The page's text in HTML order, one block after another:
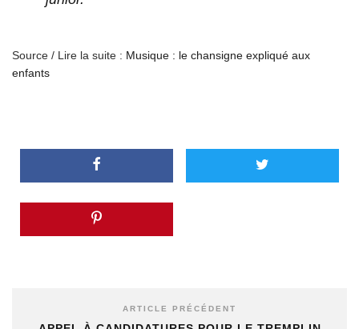
Source / Lire la suite : Musique : le chansigne expliqué aux
enfants
ARTICLE PRÉCÉDENT